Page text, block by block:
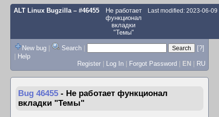
ALT Linux Bugzilla– #46455
Не работает
функционал
вкладки
"Темы"
Last modified: 2023-06-
New bug | Search |
[?]
| Help
Register | Log In | Forgot Password | EN | RU
Bug 46455 - Не работает функционал
вкладки "Темы"